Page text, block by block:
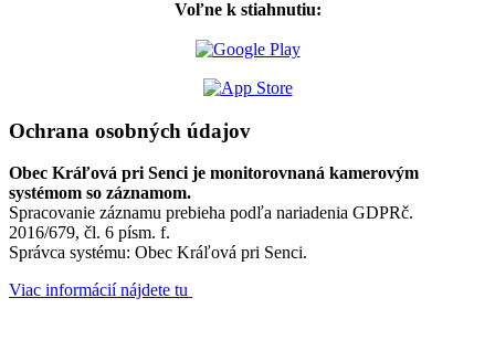
Voľne k stiahnutiu:
Ochrana osobných údajov
Obec Kráľová pri Senci je monitorovnaná kamerovým
systémom so záznamom.
Spracovanie záznamu prebieha podľa nariadenia GDPRč.
2016/679, čl. 6 písm. f.
Správca systému: Obec Kráľová pri Senci.
Viac informácií nájdete tu